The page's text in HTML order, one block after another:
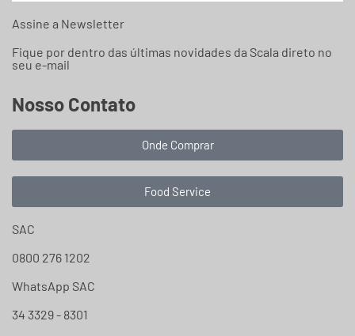
Assine a Newsletter
Fique por dentro das últimas novidades da Scala direto no
seu e-mail
Nosso Contato
Onde Comprar
Food Service
SAC
0800 276 1202
WhatsApp SAC
34 3329 - 8301